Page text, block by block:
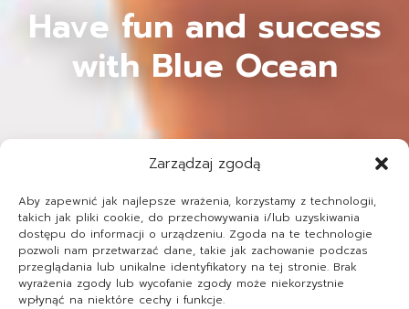
Zarządzaj zgodą
Aby zapewnić jak najlepsze wrażenia, korzystamy z technologii,
takich jak pliki cookie, do przechowywania i/lub uzyskiwania
dostępu do informacji o urządzeniu. Zgoda na te technologie
pozwoli nam przetwarzać dane, takie jak zachowanie podczas
przeglądania lub unikalne identyfikatory na tej stronie. Brak
wyrażenia zgody lub wycofanie zgody może niekorzystnie
wpłynąć na niektóre cechy i funkcje.
Have fun and success
with Blue Ocean